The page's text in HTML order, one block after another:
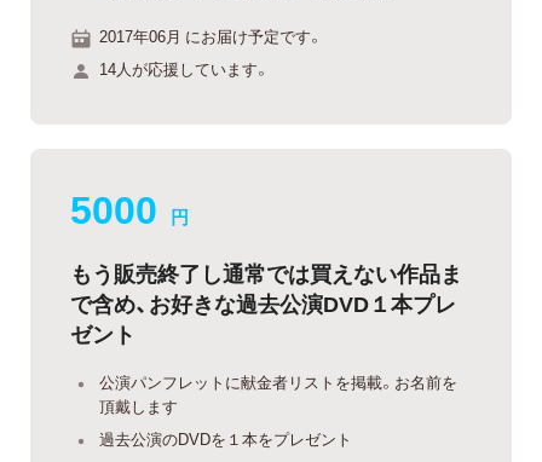
2017年06月 にお届け予定です。
14人が応援しています。
5000 円
もう販売終了し通常では買えない作品ま
で含め、お好きな過去公演DVD１本プレ
ゼント
公演パンフレットに献金者リストを掲載。お名前を
頂戴します
過去公演のDVDを１本をプレゼント